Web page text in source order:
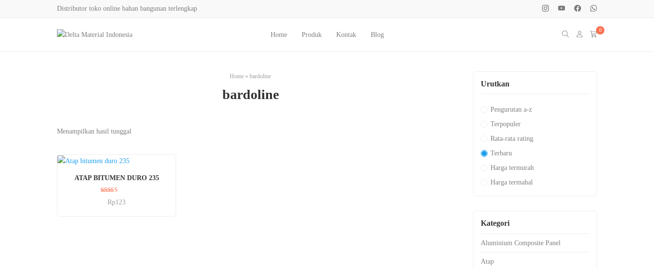
Distributor toko online bahan bangunan terlengkap
Home Produk Kontak Blog
0
Home » bardoline
bardoline
Menampilkan hasil tunggal
BELI SEKARANG
ATAP BITUMEN DURO 235
Dinilai
5.00
Rp123
Urutkan
Pengurutan a-z
Terpopuler
Rata-rata rating
Terbaru
Harga termurah
Harga termahal
Kategori
Aluminium Composite Panel
Atap